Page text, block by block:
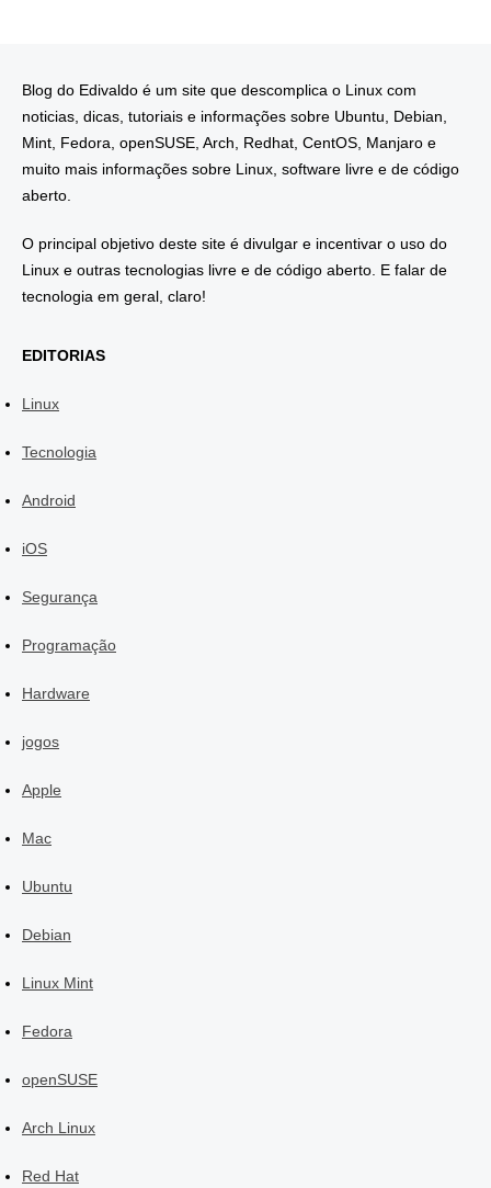
Blog do Edivaldo é um site que descomplica o Linux com
noticias, dicas, tutoriais e informações sobre Ubuntu, Debian,
Mint, Fedora, openSUSE, Arch, Redhat, CentOS, Manjaro e
muito mais informações sobre Linux, software livre e de código
aberto.
O principal objetivo deste site é divulgar e incentivar o uso do
Linux e outras tecnologias livre e de código aberto. E falar de
tecnologia em geral, claro!
EDITORIAS
Linux
Tecnologia
Android
iOS
Segurança
Programação
Hardware
jogos
Apple
Mac
Ubuntu
Debian
Linux Mint
Fedora
openSUSE
Arch Linux
Red Hat